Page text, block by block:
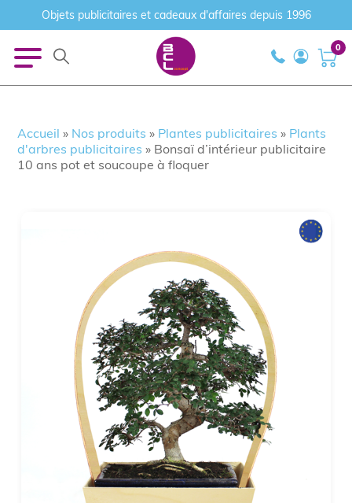
Objets publicitaires et cadeaux d'affaires depuis 1996
0
Accueil » Nos produits » Plantes publicitaires » Plants
d'arbres publicitaires » Bonsaï d’intérieur publicitaire
10 ans pot et soucoupe à floquer